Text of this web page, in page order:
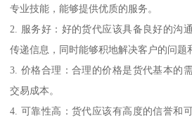
专业技能，能够提供优质的服务。
2. 服务好：好的货代应该具备良好的沟
传递信息，同时能够积地解决客户的问题
3. 价格合理：合理的价格是货代基本的
交易成本。
4. 可靠性高：货代应该有高度的信誉和